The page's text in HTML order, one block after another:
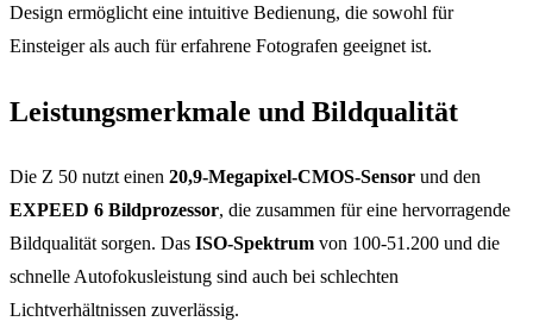
Design ermöglicht eine intuitive Bedienung, die sowohl für
Einsteiger als auch für erfahrene Fotografen geeignet ist.
Leistungsmerkmale und Bildqualität
Die Z 50 nutzt einen 20,9-Megapixel-CMOS-Sensor und den
EXPEED 6 Bildprozessor, die zusammen für eine hervorragende
Bildqualität sorgen. Das ISO-Spektrum von 100-51.200 und die
schnelle Autofokusleistung sind auch bei schlechten
Lichtverhältnissen zuverlässig.